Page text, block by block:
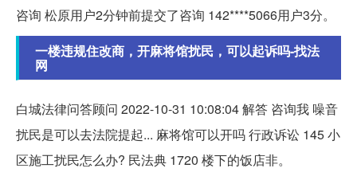
咨询 松原用户2分钟前提交了咨询 142****5066用户3分。
一楼违规住改商，开麻将馆扰民，可以起诉吗-找法
网
白城法律问答顾问 2022-10-31 10:08:04 解答 咨询我 噪音
扰民是可以去法院提起... 麻将馆可以开吗 行政诉讼 145 小
区施工扰民怎么办? 民法典 1720 楼下的饭店非。